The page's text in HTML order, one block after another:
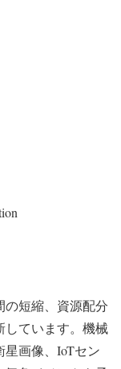
の短縮、資源配分
しています。機械
画像、IoTセン